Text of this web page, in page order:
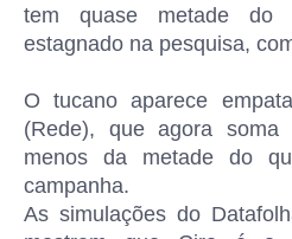
tem quase metade do
estagnado na pesquisa,
O tucano aparece
(Rede), que agora soma
menos da metade do
campanha.
As simulações do